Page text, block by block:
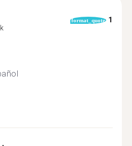
format_quote 1